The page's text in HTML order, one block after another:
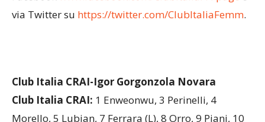
ufficialewww.legavolleyfemminile.it, sulla pagina
Club Italia CRAI-Igor Gorgonzola Novara